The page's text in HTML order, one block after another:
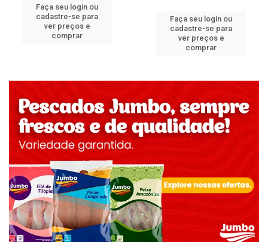
Faça seu login ou
cadastre-se para
ver preços e
comprar
Faça seu login ou
cadastre-se para
ver preços e
comprar